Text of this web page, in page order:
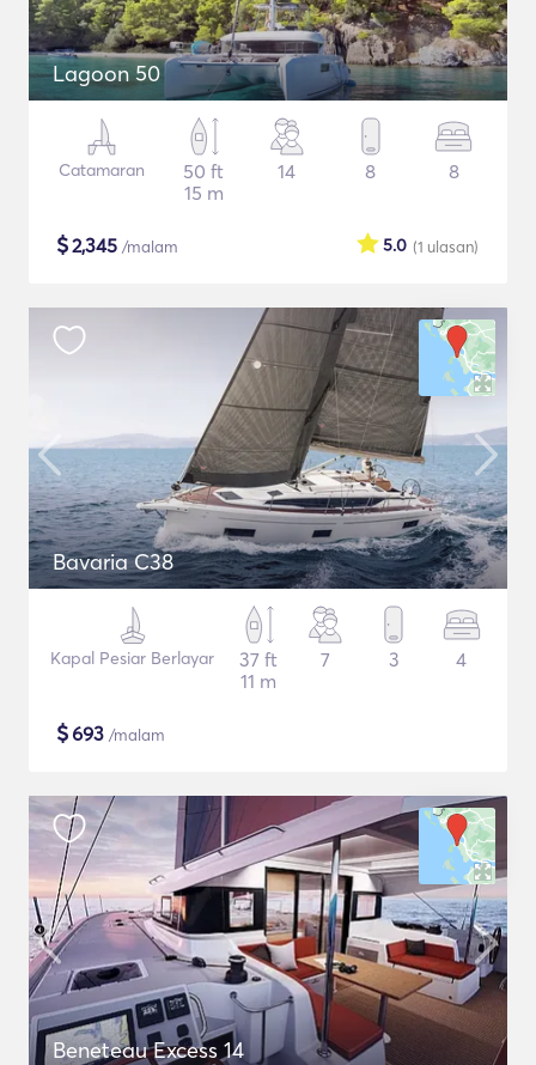
Lagoon 50
Catamaran
50 ft
15 m
14 8 8
$2,345 /malam (1 ulasan)
5.0
Bavaria C38
Kapal Pesiar Berlayar
37 ft
11 m
7 3 4
$693 /malam
Beneteau Excess 14